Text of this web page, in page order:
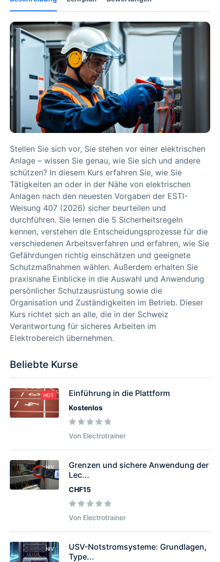
Stellen Sie sich vor, Sie stehen vor einer elektrischen
Anlage – wissen Sie genau, wie Sie sich und andere
schützen? In diesem Kurs erfahren Sie, wie Sie
Tätigkeiten an oder in der Nähe von elektrischen
Anlagen nach den neuesten Vorgaben der ESTI-
Weisung 407 (2026) sicher beurteilen und
durchführen. Sie lernen die 5 Sicherheitsregeln
kennen, verstehen die Entscheidungsprozesse für die
verschiedenen Arbeitsverfahren und erfahren, wie Sie
Gefährdungen richtig einschätzen und geeignete
Schutzmaßnahmen wählen. Außerdem erhalten Sie
praxisnahe Einblicke in die Auswahl und Anwendung
persönlicher Schutzausrüstung sowie die
Organisation und Zuständigkeiten im Betrieb. Dieser
Kurs richtet sich an alle, die in der Schweiz
Verantwortung für sicheres Arbeiten im
Elektrobereich übernehmen.
Beliebte Kurse
HOT Einführung in die Plattform
Kostenlos
Von Electrotrainer
NIV
Grenzen und sichere Anwendung der
Lec...
CHF15
Von Electrotrainer
NIV
USV-Notstromsysteme: Grundlagen,
Type...